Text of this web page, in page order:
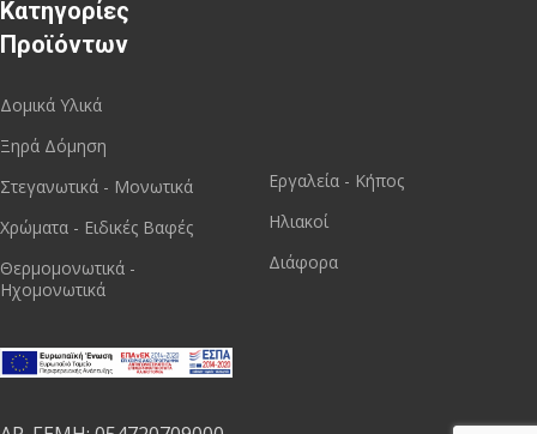
Κατηγορίες
Προϊόντων
Δομικά Υλικά
Ξηρά Δόμηση
Στεγανωτικά - Μονωτικά
Χρώματα - Ειδικές Βαφές
Θερμομονωτικά -
Ηχομονωτικά
Εργαλεία - Κήπος
Ηλιακοί
Διάφορα